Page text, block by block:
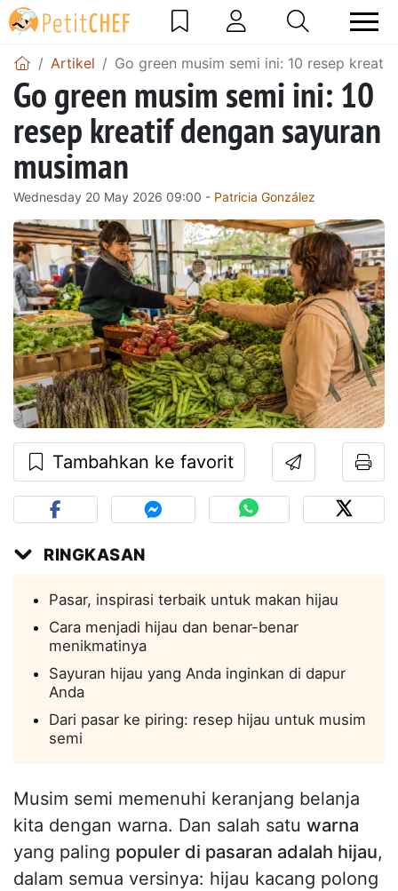
Artikel Go green musim semi ini: 10 resep
Go green musim semi ini: 10
resep kreatif dengan sayuran
musiman
Wednesday 20 May 2026 09:00 - Patricia González
Tambahkan ke favorit
RINGKASAN
Pasar, inspirasi terbaik untuk makan hijau
Cara menjadi hijau dan benar-benar
menikmatinya
Sayuran hijau yang Anda inginkan di dapur
Anda
Dari pasar ke piring: resep hijau untuk musim
semi
Musim semi memenuhi keranjang belanja
kita dengan warna. Dan salah satu warna
yang paling populer di pasaran adalah hijau,
dalam semua versinya: hijau kacang polong